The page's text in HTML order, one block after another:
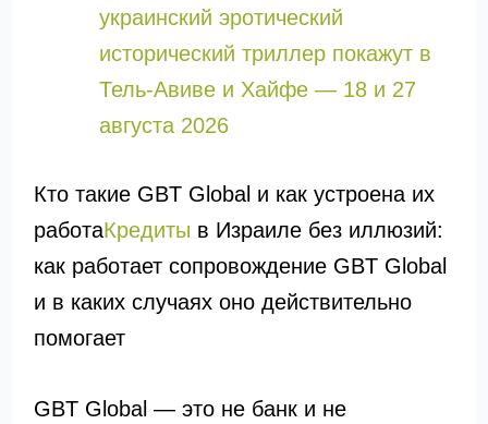
украинский эротический
исторический триллер покажут в
Тель-Авиве и Хайфе — 18 и 27
августа 2026
Кто такие GBT Global и как устроена их
работаКредиты в Израиле без иллюзий:
как работает сопровождение GBT Global
и в каких случаях оно действительно
помогает
GBT Global — это не банк и не